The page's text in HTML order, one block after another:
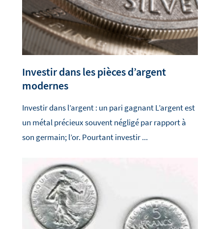
Investir dans les pièces d’argent
modernes
Investir dans l’argent : un pari gagnant L’argent est
un métal précieux souvent négligé par rapport à
son germain; l’or. Pourtant investir ...